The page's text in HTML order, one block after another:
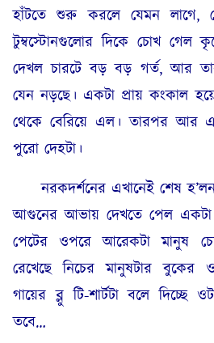
হাঁটতে শুরু করলে যেমন লাগে,
টুম্বস্টোনগুলোর দিকে চোখ গেল
দেখল চারটে বড় বড় গর্ত, আর
যেন নড়ছে। একটা প্রায় কংকাল
থেকে বেরিয়ে এল। তারপর আর
পুরো দেহটা।
নরকদর্শনের এখানেই শেষ
আগুনের আভায় দেখতে পেল একটা
পেটের ওপরে আরেকটা মানুষ
রেখেছে নিচের মানুষটার বুকের
গায়ের ব্লু টি-শার্টটা বলে দিচ্ছে
তবে…